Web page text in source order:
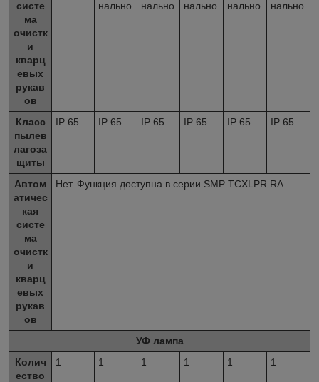
систе
ма
очистк
и
кварц
евых
рукав
ов
нально
нально
нально
нально
нально
Класс
пылев
лагоза
щиты
IP 65 IP 65 IP 65 IP 65 IP 65 IP 65
Автом
атичес
кая
систе
ма
очистк
и
кварц
евых
рукав
ов
Нет. Функция доступна в серии SMP TCXLPR RA
УФ лампа
Колич
ество
1 1 1 1 1 1